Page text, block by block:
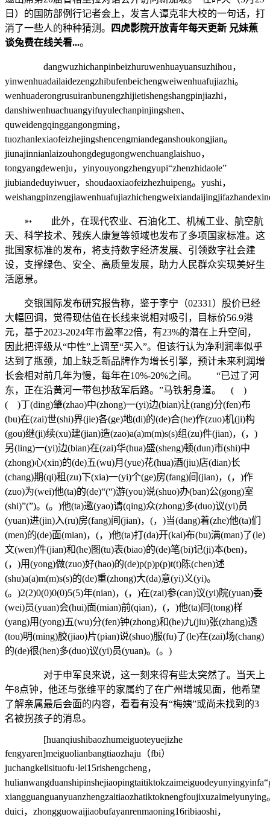
日）的国防部例行记者会上，发言人谭克非大校的一句话，打
消了一些人的种种猜测。
四虎影院开放青年每天更新 兄妹蕉
谈兔费在线关看...。
dangwuzhichanpinbeizhuruwenhuayuansuzhihou，
yinwenhuadailaidezengzhibufenbeichengweiwenhuafujiazhi。
wenhuaderongrusuiranbunengzhijietishengshangpinjiazhi，
danshiwenhuachuangyifuyulechanpinjingshen、
quweidengqinggangongming，
tuozhanlexiaofeizhejingshencengmiandeganshoukongjian。
jiunajinnianlaizouhongdegugongwenchuanglaishuo，
tongyangdewenju，yinyouyongzhengyupi“zhenzhidaole”
jiubiandeduyiwuer，shoudaoxiaofeizhezhuipeng。yushi，
➳ 此外，在现代农业、石油化工、机械工业、航空航
天、科学技术、残疾人康复等领域也发布了多项国家标准。这
批国家标准的发布，将支持数字经济发展、引领数字社会建
设，支撑绿色、安全、高质量发展，助力人民群众实现美好生
活愿景。
交银国际发布研究报告称，鉴于李宁（02331）股价已经
大幅回调，觉得现估值在长线来说相对吸引，目标价56.9港
元，基于2023-2024年市盈率22倍，有23%的潜在上升空间，
因此把评级从“中性”上调至“买入”。但该行认为净利润率似乎
达到了瓶颈，加上缺乏新品牌作为增长引擎，预计未来利润增
长会相对前几年为慢，每年在10%-20%之间。 “已过了河
东，正在沿黄河一带包抄敌军后路。”马铁躬身道。 ( )
( )丁(ding)肇(zhao)中(zhong)一(yi)边(bian)让(rang)分(fen)布
(bu)在(zai)世(shi)界(jie)各(ge)地(di)的(de)合(he)作(zuo)机(ji)构
(gou)继(ji)续(xu)建(jian)造(zao)a(a)m(m)s(s)组(zu)件(jian)，(，)
另(ling)一(yi)边(bian)在(zai)华(hua)盛(sheng)顿(dun)市(shi)中
(zhong)心(xin)的(de)五(wu)月(yue)花(hua)酒(jiu)店(dian)长
(chang)期(qi)租(zu)下(xia)一(yi)个(ge)房(fang)间(jian)，(，)作
(zuo)为(wei)他(ta)的(de)“(“)游(you)说(shuo)办(ban)公(gong)室
(shi)”(”)。(。)他(ta)邀(yao)请(qing)众(zhong)多(duo)议(yi)员
(yuan)进(jin)入(ru)房(fang)间(jian)，(，)当(dang)着(zhe)他(ta)们
(men)的(de)面(mian)，(，)他(ta)打(da)开(kai)布(bu)满(man)了(le)
文(wen)件(jian)和(he)图(tu)表(biao)的(de)笔(bi)记(ji)本(ben)，
(，)用(yong)做(zuo)好(hao)的(de)p(p)p(p)t(t)陈(chen)述
(shu)a(a)m(m)s(s)的(de)重(zhong)大(da)意(yi)义(yi)。
(。)2(2)0(0)0(0)5(5)年(nian)，(，)在(zai)参(can)议(yi)院(yuan)委
(wei)员(yuan)会(hui)面(mian)前(qian)，(，)他(ta)同(tong)样
(yang)用(yong)五(wu)分(fen)钟(zhong)和(he)九(jiu)张(zhang)透
(tou)明(ming)胶(jiao)片(pian)说(shuo)服(fu)了(le)在(zai)场(chang)
的(de)很(hen)多(duo)议(yi)员(yuan)。(。)
对于申军良来说，这一刻来得有些太突然了。当天上
午8点钟，他还与张维平的家属约了在广州增城见面，他希望
了解亲属最后会面的内容，看看有没有“梅姨”或尚未找到的3
名被拐孩子的消息。
[huanqiushibaozhumeiguoteyuejizhe
fengyaren]meiguolianbangtiaozhaju（fbi）
juchangkelisituofu·lei15rishengcheng，
xiangguanguanyuanzhengzaitiaozhatiktoknengfoujixuzaimeiyunying
duici，zhongguowaijiaobufayanrenmaoning16ribiaoshi，